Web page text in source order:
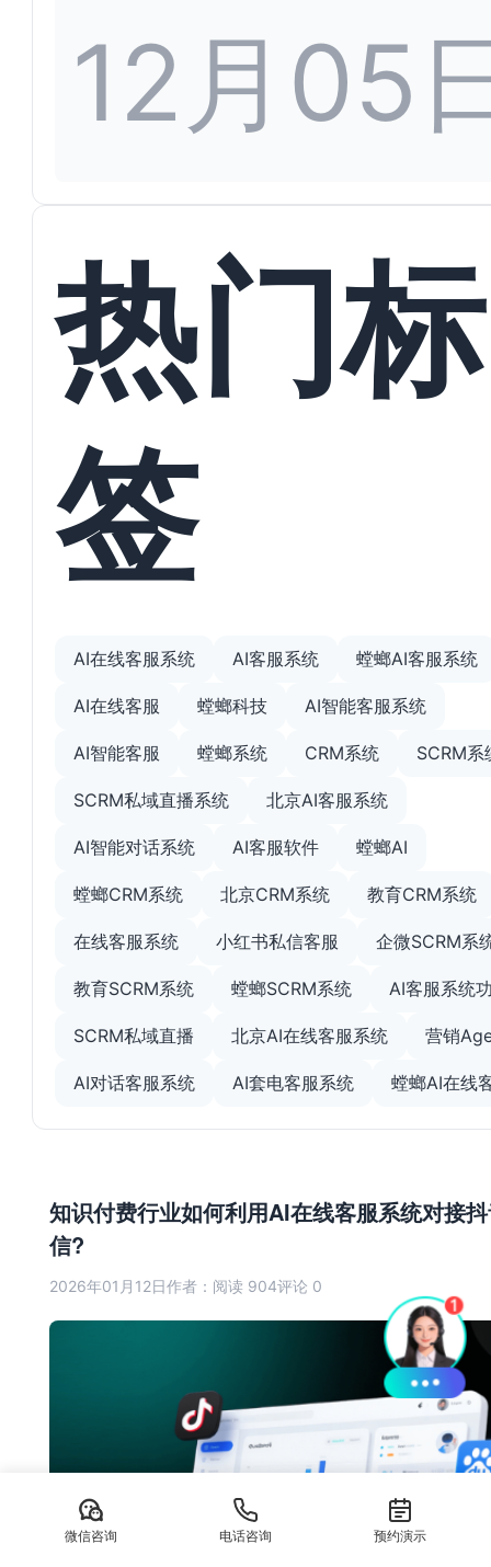
知识付费行业如何利用AI在线客服系统对接
信?
2026年01月12日作者： 阅读 904评论 0
12月05
热门标
签
AI在线客服系统 AI客服系统 螳螂AI客服系统
AI在线客服 螳螂科技 AI智能客服系统
AI智能客服 螳螂系统 CRM系统 SCRM系
SCRM私域直播系统 北京AI客服系统
AI智能对话系统 AI客服软件 螳螂AI
螳螂CRM系统 北京CRM系统 教育CRM系统
在线客服系统 小红书私信客服 企微SCRM系
教育SCRM系统 螳螂SCRM系统 AI客服系统
SCRM私域直播 北京AI在线客服系统 营销
AI对话客服系统 AI套电客服系统 螳螂AI在线
微信咨询 电话咨询 预约演示